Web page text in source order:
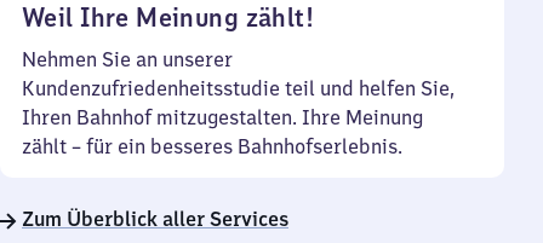
Weil Ihre Meinung zählt!
Nehmen Sie an unserer
Kundenzufriedenheitsstudie teil und helfen Sie,
Ihren Bahnhof mitzugestalten. Ihre Meinung
zählt – für ein besseres Bahnhofserlebnis.
Zum Überblick aller Services